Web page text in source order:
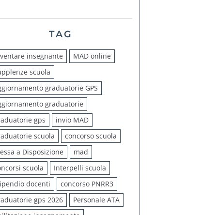
TAG
insegnante
MAD online
scuola
graduatorie GPS
graduatorie
gps
invio MAD
scuola
concorso scuola
a Disposizione
mad
scuola
Interpelli scuola
docenti
concorso PNRR3
gps 2026
Personale ATA